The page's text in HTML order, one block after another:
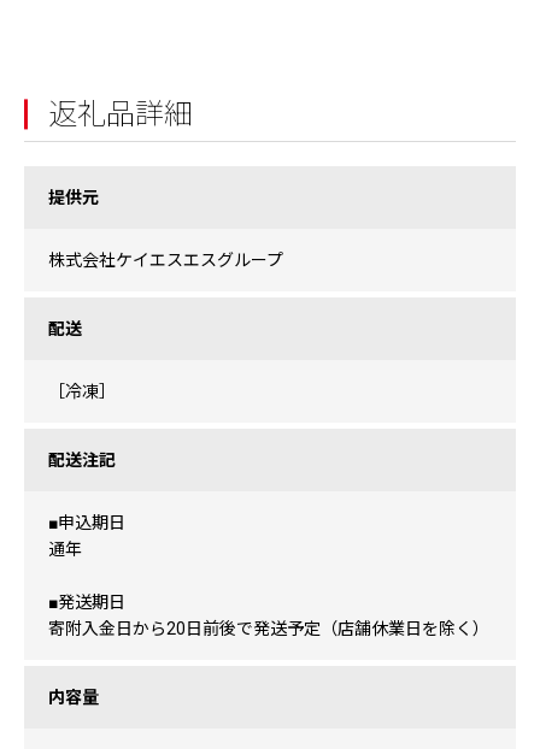
返礼品詳細
提供元
株式会社ケイエスエスグループ
配送
［冷凍］
配送注記
■申込期日
通年
■発送期日
寄附入金日から20日前後で発送予定（店舗休業日を除く）
内容量